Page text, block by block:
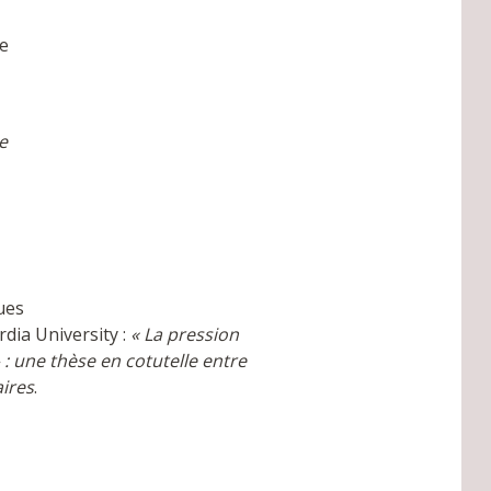
University : « La pression
une thèse en cotutelle entre
.